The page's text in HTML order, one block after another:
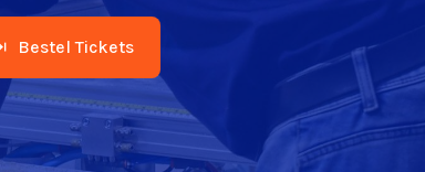
Bestel Tickets